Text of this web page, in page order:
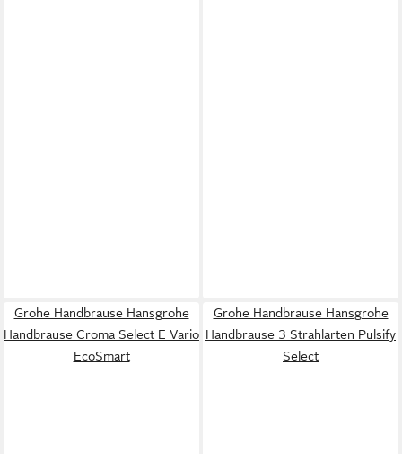
Grohe Handbrause Hansgrohe
Handbrause Croma Select E Vario
EcoSmart
Grohe Handbrause Hansgrohe
Handbrause 3 Strahlarten Pulsify
Select